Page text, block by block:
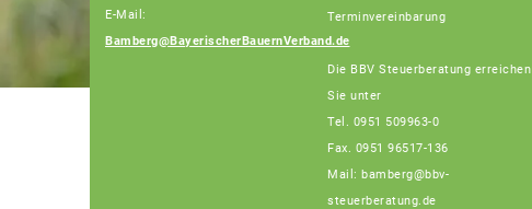
Fachberater,
Tel: 089/55873-453
E-Mail:
Bamberg@BayerischerBauernVerband.de
Terminvereinbarung
Die BBV Steuerberatung erreichen
Sie unter
Tel. 0951 509963-0
Fax. 0951 96517-136
Mail: bamberg@bbv-
steuerberatung.de